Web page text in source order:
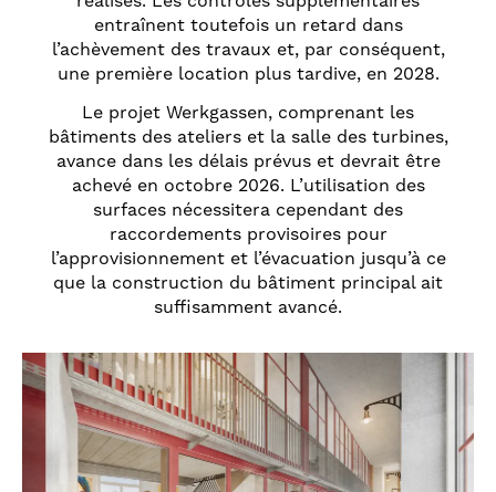
entraînent toutefois un retard dans
l’achèvement des travaux et, par conséquent,
une première location plus tardive, en 2028.
Le projet Werkgassen, comprenant les
bâtiments des ateliers et la salle des turbines,
avance dans les délais prévus et devrait être
achevé en octobre 2026. L’utilisation des
surfaces nécessitera cependant des
raccordements provisoires pour
l’approvisionnement et l’évacuation jusqu’à ce
que la construction du bâtiment principal ait
suffisamment avancé.